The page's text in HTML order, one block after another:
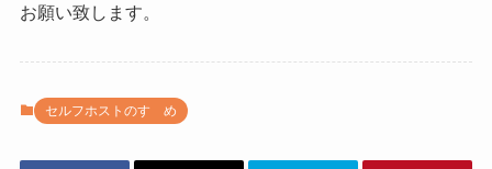
お願い致します。
セルフホストのすゝめ